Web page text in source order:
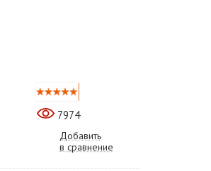
7974
Добавить
в сравнение